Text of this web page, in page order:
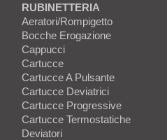
RUBINETTERIA
Aeratori/Rompigetto
Bocche Erogazione
Cappucci
Cartucce
Cartucce A Pulsante
Cartucce Deviatrici
Cartucce Progressive
Cartucce Termostatiche
Deviatori